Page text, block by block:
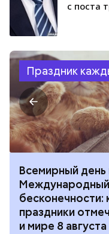
с поста
Праздник
Всемирный
бесконечности:
праздники
и мире 8 августа